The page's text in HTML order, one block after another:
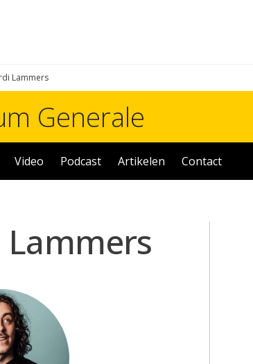
Lammers
Generale
Video Podcast Artikelen Contact
Lammers